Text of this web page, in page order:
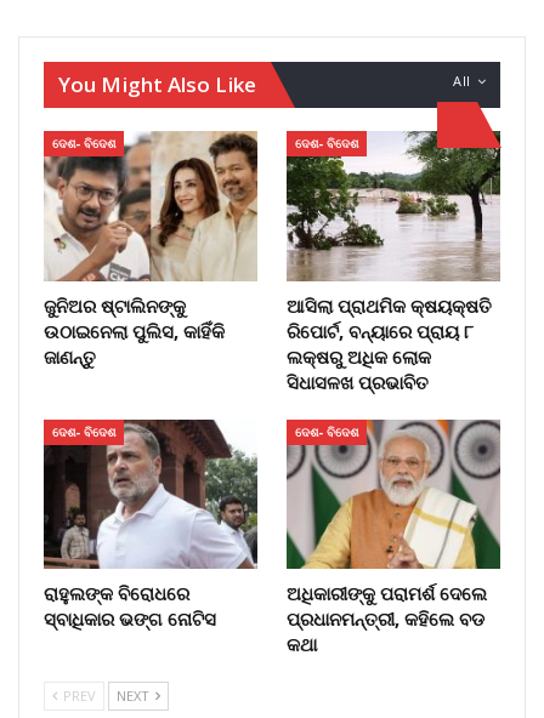
All
You Might Also Like
ଦେଶ- ବିଦେଶ
ଜୁନିଅର ଷ୍ଟାଲିନଙ୍କୁ
ଉଠାଇନେଲା ପୁଲିସ, କାହିଁକି
ଜାଣନ୍ତୁ
ଦେଶ- ବିଦେଶ
ଆସିଲା ପ୍ରାଥମିକ କ୍ଷୟକ୍ଷତି
ରିପୋର୍ଟ, ବନ୍ୟାରେ ପ୍ରାୟ ୮
ଲକ୍ଷରୁ ଅଧିକ ଲୋକ
ସିଧାସଳଖ ପ୍ରଭାବିତ
ଦେଶ- ବିଦେଶ
ରାହୁଲଙ୍କ ବିରୋଧରେ
ସ୍ବାଧିକାର ଭଙ୍ଗ ନୋଟିସ
ଦେଶ- ବିଦେଶ
ଅଧିକାରୀଙ୍କୁ ପରାମର୍ଶ ଦେଲେ
ପ୍ରଧାନମନ୍ତ୍ରୀ, କହିଲେ ବଡ
କଥା
PREV NEXT